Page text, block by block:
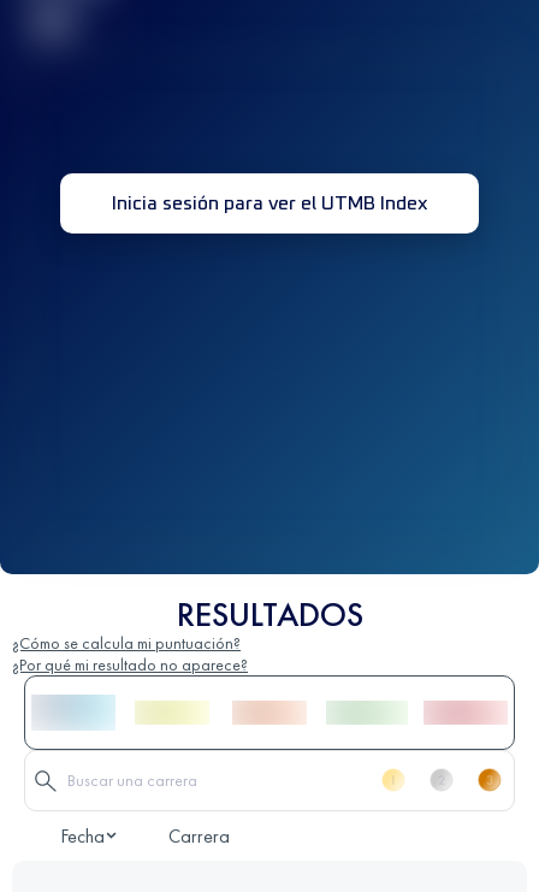
Inicia sesión para ver el UTMB Index
RESULTADOS
¿Cómo se calcula mi puntuación?
¿Por qué mi resultado no aparece?
Fecha Carrera